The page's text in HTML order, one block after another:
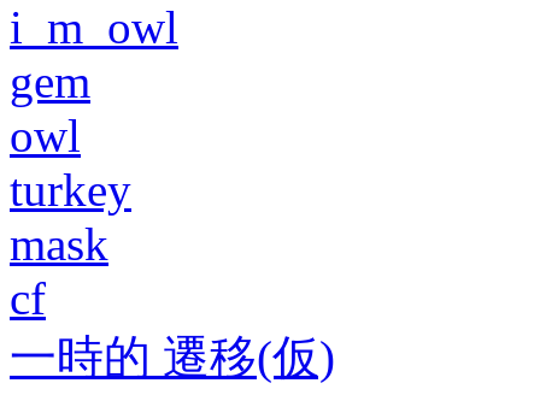
i_m_owl
gem
owl
turkey
mask
cf
一時的 遷移(仮)